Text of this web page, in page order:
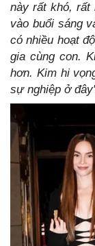
này rất khó, rất
vào buổi sáng
có nhiều hoạt
gia cùng con.
hơn. Kim hi
sự nghiệp ở